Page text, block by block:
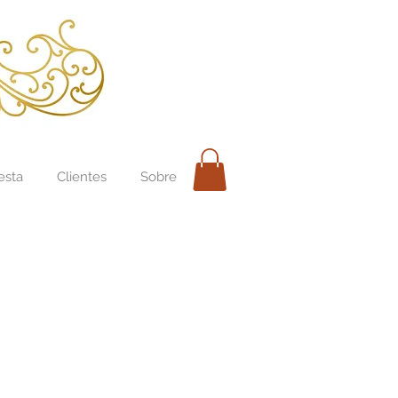
Clientes Sobre